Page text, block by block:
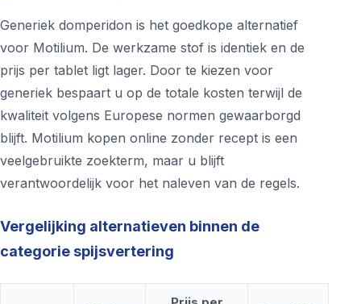
Generiek domperidon is het goedkope alternatief
voor Motilium. De werkzame stof is identiek en de
prijs per tablet ligt lager. Door te kiezen voor
generiek bespaart u op de totale kosten terwijl de
kwaliteit volgens Europese normen gewaarborgd
blijft. Motilium kopen online zonder recept is een
veelgebruikte zoekterm, maar u blijft
verantwoordelijk voor het naleven van de regels.
Vergelijking alternatieven binnen de
categorie spijsvertering